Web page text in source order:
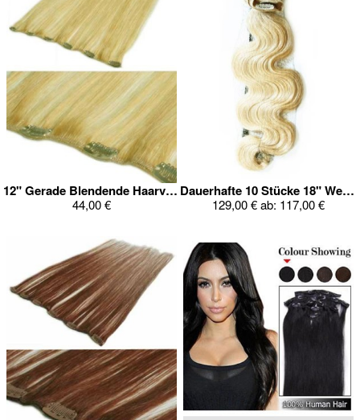
12" Gerade Blendende Haarverlängerung
44,00 €
Dauerhafte 10 Stücke 18" Wellig Clip In Ganz Kopf Set
129,00 €ab: 117,00 €